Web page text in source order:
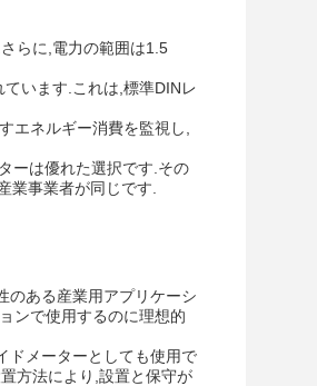
らに,電力の範囲は1.5
います.これは,標準DINレ
エネルギー消費を監視し,
ーは優れた選択です.その
業事業者が同じです.
のある産業用アプリケーシ
ンで使用するのに理想的
ドメーターとしても使用で
方法により,設置と保守が